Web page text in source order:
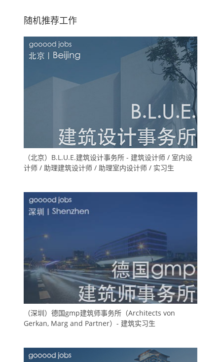
随机推荐工作
（北京）B.L.U.E.建筑设计事务所 - 建筑设计师 / 室内设
计师 / 助理建筑设计师 / 助理室内设计师 / 实习生
（深圳）德国gmp建筑师事务所（Architects von
Gerkan, Marg and Partner）- 建筑实习生